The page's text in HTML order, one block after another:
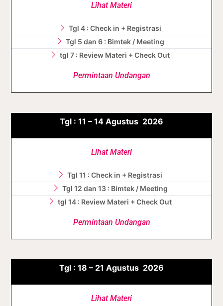
Lihat Materi
Tgl 4 : Check in + Registrasi
Tgl 5 dan 6 : Bimtek / Meeting
tgl 7 : Review Materi + Check Out
Permintaan Undangan
Tgl : 11 – 14 Agustus 2026
Lihat Materi
Tgl 11 : Check in + Registrasi
Tgl 12 dan 13 : Bimtek / Meeting
tgl 14 : Review Materi + Check Out
Permintaan Undangan
Tgl : 18 – 21 Agustus 2026
Lihat Materi